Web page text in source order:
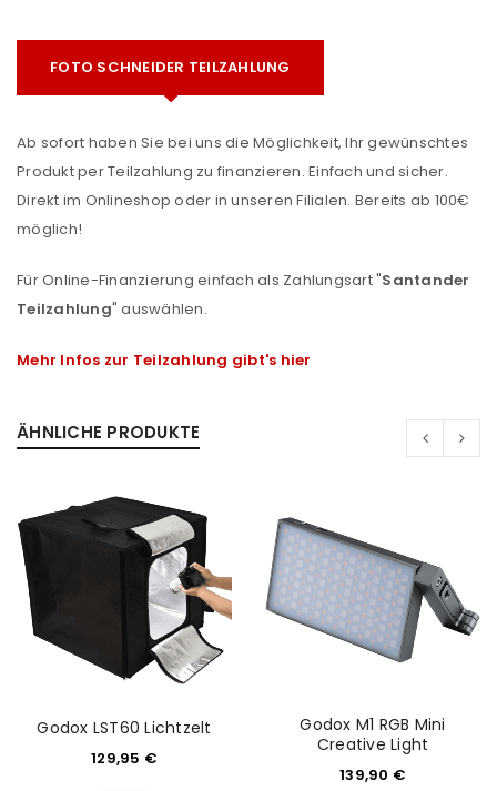
ANMELDEN
FOTO SCHNEIDER TEILZAHLUNG
Ab sofort haben Sie bei uns die Möglichkeit, Ihr gewünschtes
Produkt per Teilzahlung zu finanzieren. Einfach und sicher.
Direkt im Onlineshop oder in unseren Filialen. Bereits ab 100€
möglich!
Für Online-Finanzierung einfach als Zahlungsart "Santander
Teilzahlung" auswählen.
Mehr Infos zur Teilzahlung gibt's hier
ÄHNLICHE PRODUKTE
Godox LST60 Lichtzelt
129,95 €
Godox M1 RGB Mini
Creative Light
139,90 €